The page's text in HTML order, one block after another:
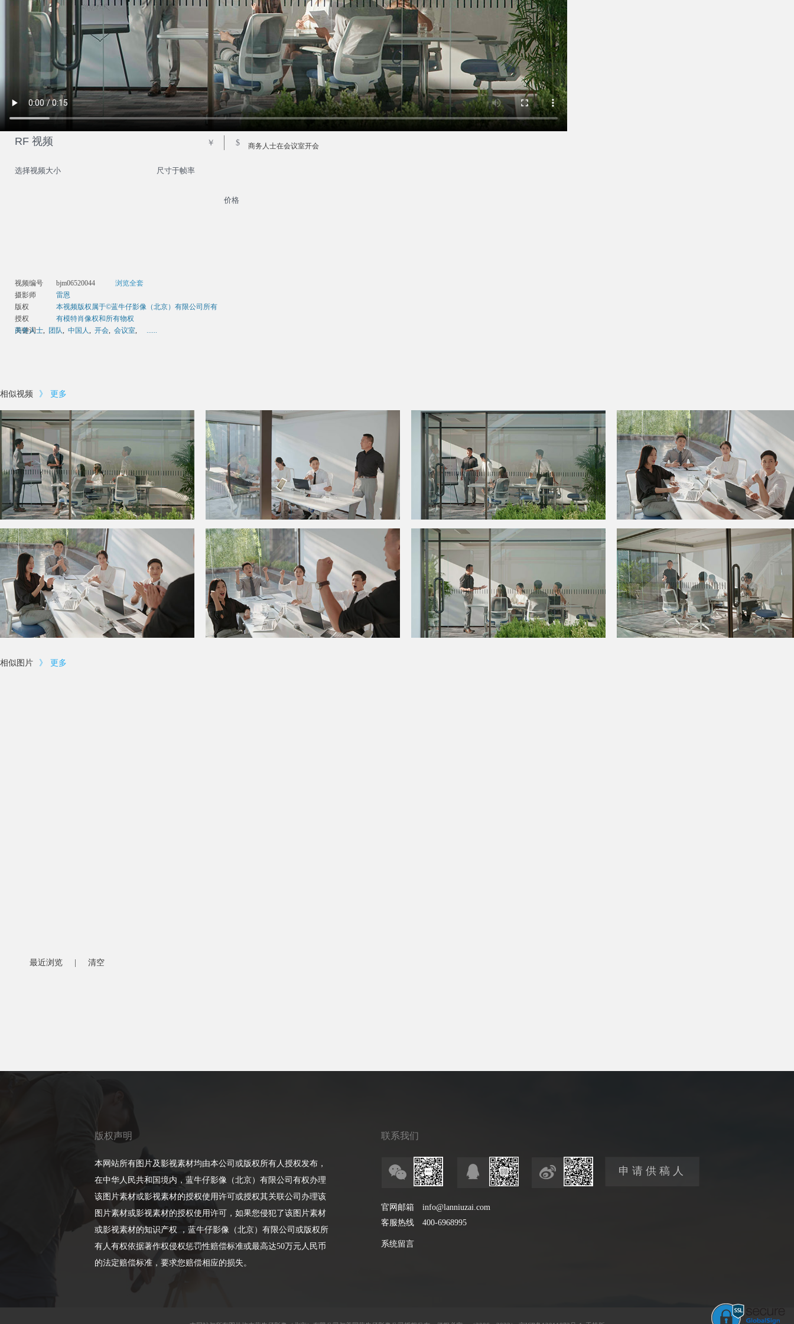
商务人士在会议室开会
选择视频大小 尺寸于帧率
价格
RF 视频 ￥ $
视频编号 bjm06520044
浏览全套
摄影师
雷恩
版权
本视频版权属于©蓝牛仔影像（北京）有限公司所有
授权
有模特肖像权和所有物权
关键词
商务人士, 团队, 中国人, 开会, 会议室, ......
相似视频 》 更多
相似图片 》 更多
最近浏览 清空
版权声明
本网站所有图片及影视素材均由本公司或版权所有人授权发布，
在中华人民共和国境内，蓝牛仔影像（北京）有限公司有权办理
该图片素材或影视素材的授权使用许可或授权其关联公司办理该
图片素材或影视素材的授权使用许可，如果您侵犯了该图片素材
或影视素材的知识产权 ，蓝牛仔影像（北京）有限公司或版权所
有人有权依据著作权侵权惩罚性赔偿标准或最高达50万元人民币
的法定赔偿标准，要求您赔偿相应的损失。
联系我们
官网邮箱
info@lanniuzai.com
客服热线
400-6968995
系统留言
申请供稿人